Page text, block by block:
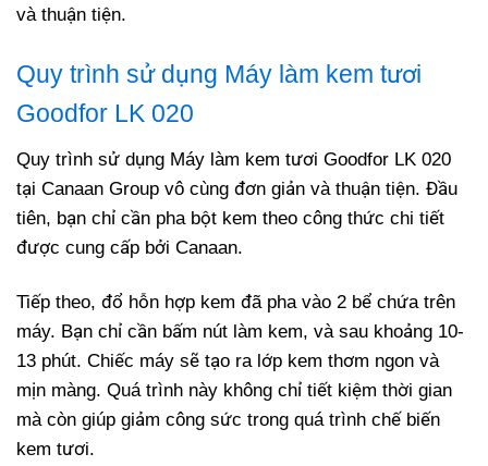
và thuận tiện.
Quy trình sử dụng Máy làm kem tươi
Goodfor LK 020
Quy trình sử dụng Máy làm kem tươi Goodfor LK 020
tại Canaan Group vô cùng đơn giản và thuận tiện. Đầu
tiên, bạn chỉ cần pha bột kem theo công thức chi tiết
được cung cấp bởi Canaan.
Tiếp theo, đổ hỗn hợp kem đã pha vào 2 bể chứa trên
máy. Bạn chỉ cần bấm nút làm kem, và sau khoảng 10-
13 phút. Chiếc máy sẽ tạo ra lớp kem thơm ngon và
mịn màng. Quá trình này không chỉ tiết kiệm thời gian
mà còn giúp giảm công sức trong quá trình chế biến
kem tươi.